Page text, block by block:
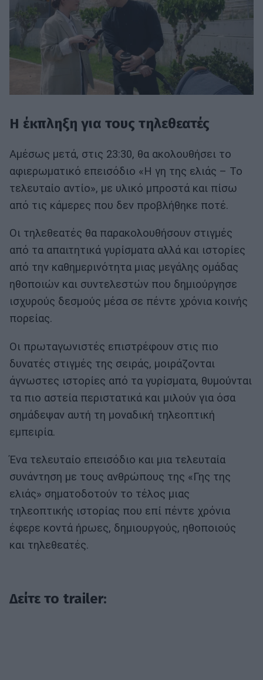
Η έκπληξη για τους τηλεθεατές
Αμέσως μετά, στις 23:30, θα ακολουθήσει το
αφιερωματικό επεισόδιο «Η γη της ελιάς – Το
τελευταίο αντίο», με υλικό μπροστά και πίσω
από τις κάμερες που δεν προβλήθηκε ποτέ.
Οι τηλεθεατές θα παρακολουθήσουν στιγμές
από τα απαιτητικά γυρίσματα αλλά και ιστορίες
από την καθημερινότητα μιας μεγάλης ομάδας
ηθοποιών και συντελεστών που δημιούργησε
ισχυρούς δεσμούς μέσα σε πέντε χρόνια κοινής
πορείας.
Οι πρωταγωνιστές επιστρέφουν στις πιο
δυνατές στιγμές της σειράς, μοιράζονται
άγνωστες ιστορίες από τα γυρίσματα, θυμούνται
τα πιο αστεία περιστατικά και μιλούν για όσα
σημάδεψαν αυτή τη μοναδική τηλεοπτική
εμπειρία.
Ένα τελευταίο επεισόδιο και μια τελευταία
συνάντηση με τους ανθρώπους της «Γης της
ελιάς» σηματοδοτούν το τέλος μιας
τηλεοπτικής ιστορίας που επί πέντε χρόνια
έφερε κοντά ήρωες, δημιουργούς, ηθοποιούς
και τηλεθεατές.
Δείτε το trailer: